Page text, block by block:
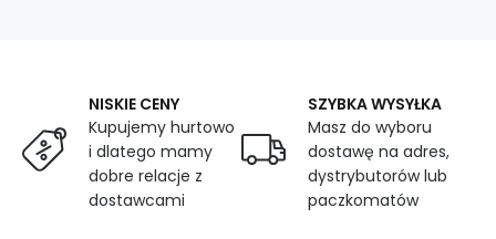
NISKIE CENY
Kupujemy hurtowo
i dlatego mamy
dobre relacje z
dostawcami
SZYBKA WYSYŁKA
Masz do wyboru
dostawę na adres,
dystrybutorów lub
paczkomatów